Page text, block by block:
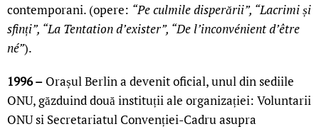
contemporani. (opere: “Pe culmile disperării”, “Lacrimi și
sfinți”, “La Tentation d’exister”, “De l’inconvénient d’être
né”).
1996 – Orașul Berlin a devenit oficial, unul din sediile
ONU, găzduind două instituții ale organizației: Voluntarii
ONU si Secretariatul Convenției-Cadru asupra